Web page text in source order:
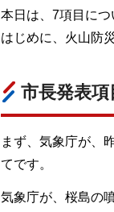
本日は、7項目につ
はじめに、火山防
市長発表
まず、気象庁が、
てです。
気象庁が、桜島の